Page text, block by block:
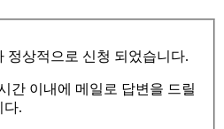
정상적으로 신청 되었습니다.
간 이내에 메일로 답변을 드릴
다.